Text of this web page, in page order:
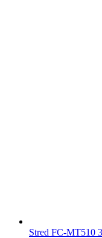
Stred FC-MT510